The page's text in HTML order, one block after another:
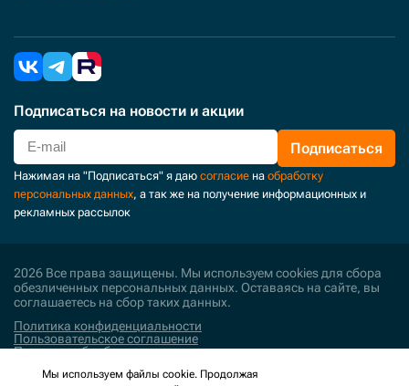
Подписаться на новости и акции
Подписаться
Нажимая на "Подписаться" я даю согласие на обработку
персональных данных, а так же на получение информационных и
рекламных рассылок
2026 Все права защищены. Мы используем cookies для сбора
обезличенных персональных данных. Оставаясь на сайте, вы
соглашаетесь на сбор таких данных.
Политика конфиденциальности
Пользовательское соглашение
Политика обработки персональных данных
Мы используем файлы cookie. Продолжая